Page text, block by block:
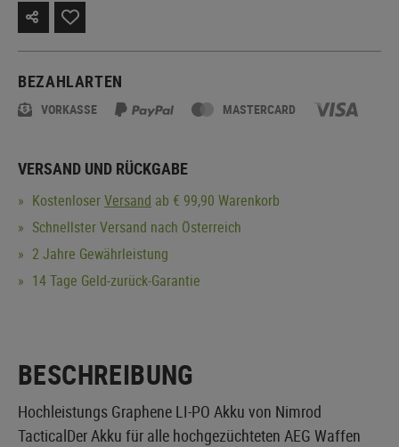
BEZAHLARTEN
VORKASSE MASTERCARD
VERSAND UND RÜCKGABE
KostenloserVersand ab € 99,90 Warenkorb
Schnellster Versand nach Österreich
2 Jahre Gewährleistung
14 Tage Geld-zurück-Garantie
BESCHREIBUNG
Hochleistungs Graphene LI-PO Akku von Nimrod
TacticalDer Akku für alle hochgezüchteten AEG Waffen